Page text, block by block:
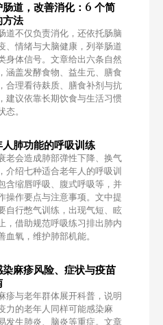
肠道，改善消化：6 个简
方法
道不仅负责消化，还依托肠脑
、情绪与大脑健康，列举肠道
身体信号。文章给出六条自然
涵盖发酵食物、益生元、膳食
合理看待麸质、膳食补剂与抗
建议依靠长期饮食与生活习惯
。
肺功能的呼吸训练
老会造成肺部弹性下降、换气
介绍七种适合老年人的呼吸训
含缩唇呼吸、腹式呼吸等，并
操作要点与注意事项。文中提
自行憋气训练，出现气短、眩
，借助规范呼吸练习排出肺内
血氧，维护肺部机能。
麻疹风险、症状与疫苗
疹与老年群体展开科普，说明
力的老年人同样可能感染麻
发生肺炎、脑炎等重症。文章